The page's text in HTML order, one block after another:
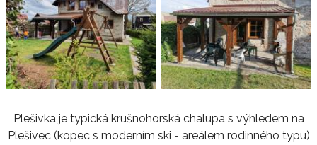
Plešivka je typická krušnohorská chalupa s výhledem na
Plešivec (kopec s moderním ski - areálem rodinného typu)